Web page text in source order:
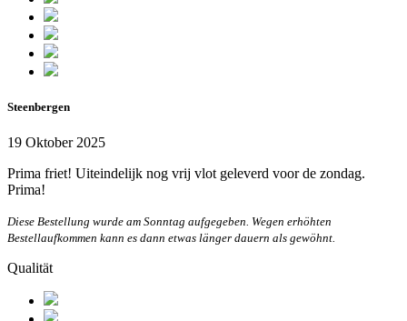
Steenbergen
19 Oktober 2025
Prima friet! Uiteindelijk nog vrij vlot geleverd voor de zondag.
Prima!
Diese Bestellung wurde am Sonntag aufgegeben. Wegen erhöhten
Bestellaufkommen kann es dann etwas länger dauern als gewöhnt.
Qualität